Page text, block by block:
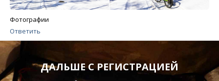
Фотографии
Ответить
ДАЛЬШЕ С РЕГИСТРАЦИЕЙ